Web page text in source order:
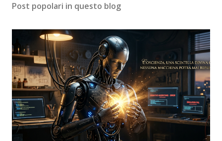
Post popolari in questo blog